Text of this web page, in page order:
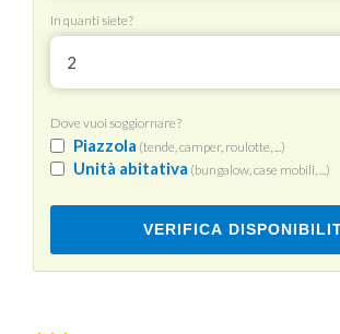
In quanti siete?
2
Dove vuoi soggiornare?
Piazzola (tende, camper, roulotte, ...)
Unità abitativa (bungalow, case mobili, ...)
VERIFICA